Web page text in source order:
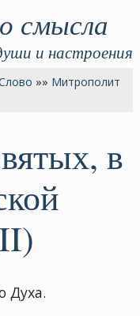
смысла
и настроения
»» Митрополит
в
Духа.